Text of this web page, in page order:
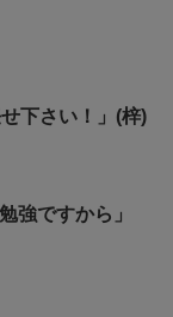
下さい！ 」(梓)
強ですから」